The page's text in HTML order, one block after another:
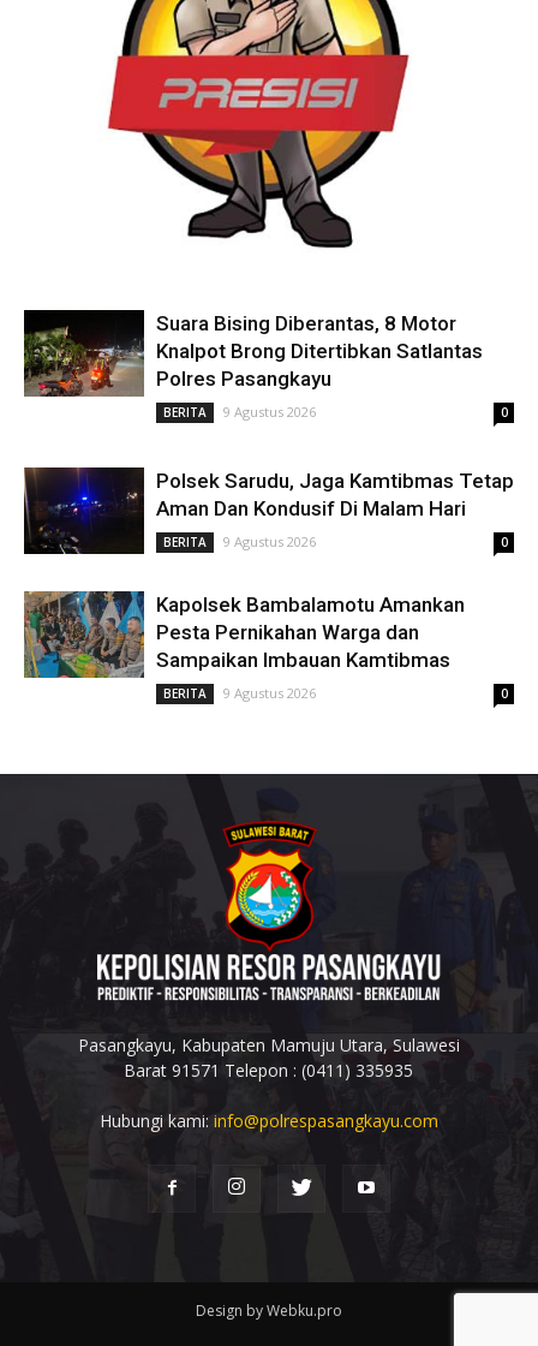
Suara Bising Diberantas, 8 Motor
Knalpot Brong Ditertibkan Satlantas
Polres Pasangkayu
BERITA 9 Agustus 2026 0
Polsek Sarudu, Jaga Kamtibmas Tetap
Aman Dan Kondusif Di Malam Hari
BERITA 9 Agustus 2026 0
Kapolsek Bambalamotu Amankan
Pesta Pernikahan Warga dan
Sampaikan Imbauan Kamtibmas
BERITA 9 Agustus 2026 0
Pasangkayu, Kabupaten Mamuju Utara, Sulawesi
Barat 91571 Telepon : (0411) 335935
Hubungi kami: info@polrespasangkayu.com
Design by Webku.pro